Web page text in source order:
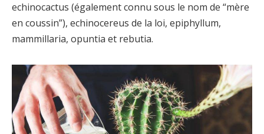
echinocactus (également connu sous le nom de “mère
en coussin”), echinocereus de la loi, epiphyllum,
mammillaria, opuntia et rebutia.